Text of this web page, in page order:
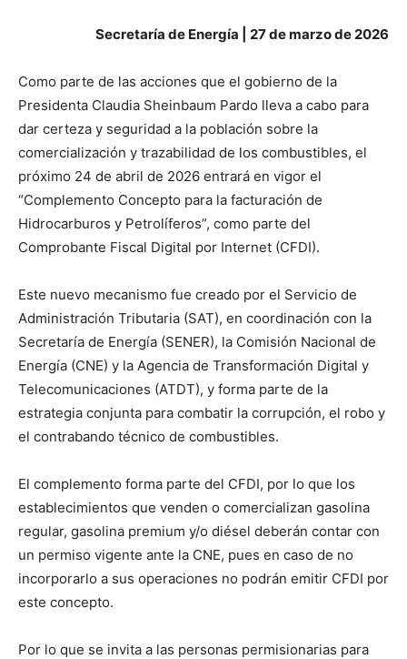
Secretaría de Energía | 27 de marzo de 2026
Como parte de las acciones que el gobierno de la
Presidenta Claudia Sheinbaum Pardo lleva a cabo para
dar certeza y seguridad a la población sobre la
comercialización y trazabilidad de los combustibles, el
próximo 24 de abril de 2026 entrará en vigor el
“Complemento Concepto para la facturación de
Hidrocarburos y Petrolíferos”, como parte del
Comprobante Fiscal Digital por Internet (CFDI).
Este nuevo mecanismo fue creado por el Servicio de
Administración Tributaria (SAT), en coordinación con la
Secretaría de Energía (SENER), la Comisión Nacional de
Energía (CNE) y la Agencia de Transformación Digital y
Telecomunicaciones (ATDT), y forma parte de la
estrategia conjunta para combatir la corrupción, el robo y
el contrabando técnico de combustibles.
El complemento forma parte del CFDI, por lo que los
establecimientos que venden o comercializan gasolina
regular, gasolina premium y/o diésel deberán contar con
un permiso vigente ante la CNE, pues en caso de no
incorporarlo a sus operaciones no podrán emitir CFDI por
este concepto.
Por lo que se invita a las personas permisionarias para